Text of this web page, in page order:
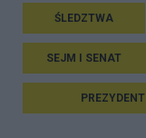
ŚLEDZTWA
SEJM I SENAT
PREZYDENT